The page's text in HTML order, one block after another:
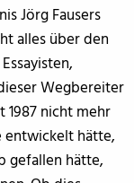
Jörg Fausers
alles über den
Wegbereiter
nicht mehr
hätte,
gefallen hätte,